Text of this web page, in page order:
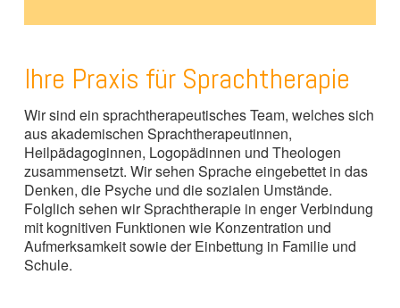
Ihre Praxis für Sprachtherapie
Wir sind ein sprachtherapeutisches Team, welches sich
aus akademischen Sprachtherapeutinnen,
Heilpädagoginnen, Logopädinnen und Theologen
zusammensetzt. Wir sehen Sprache eingebettet in das
Denken, die Psyche und die sozialen Umstände.
Folglich sehen wir Sprachtherapie in enger Verbindung
mit kognitiven Funktionen wie Konzentration und
Aufmerksamkeit sowie der Einbettung in Familie und
Schule.